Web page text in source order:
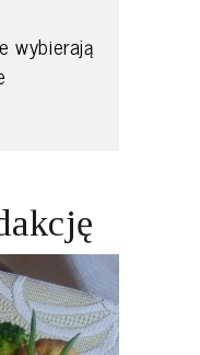
wybierają